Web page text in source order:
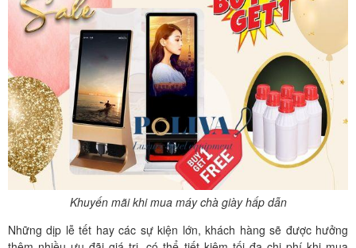
Khuyến mãi khi mua máy chà giày hấp dẫn
Những dịp lễ tết hay các sự kiện lớn, khách hàng sẽ được hưởng